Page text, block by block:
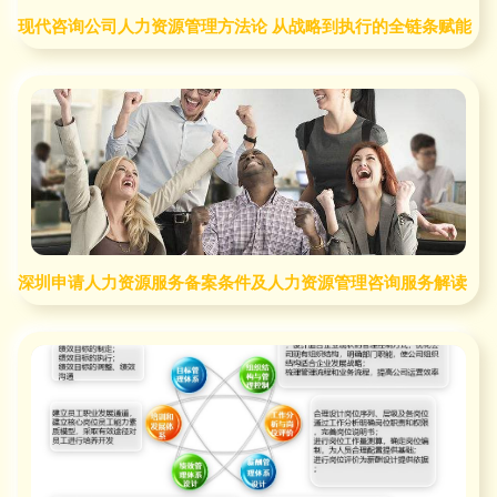
现代咨询公司人力资源管理方法论 从战略到执行的全链条赋能
深圳申请人力资源服务备案条件及人力资源管理咨询服务解读